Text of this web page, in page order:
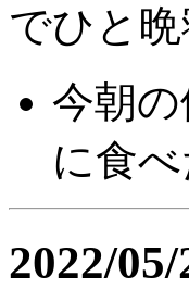
でひと
今朝
に食
2022/